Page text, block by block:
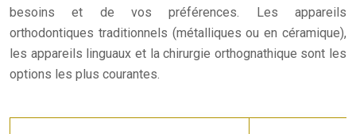
besoins et de vos préférences. Les appareils
orthodontiques traditionnels (métalliques ou en céramique),
les appareils linguaux et la chirurgie orthognathique sont les
options les plus courantes.